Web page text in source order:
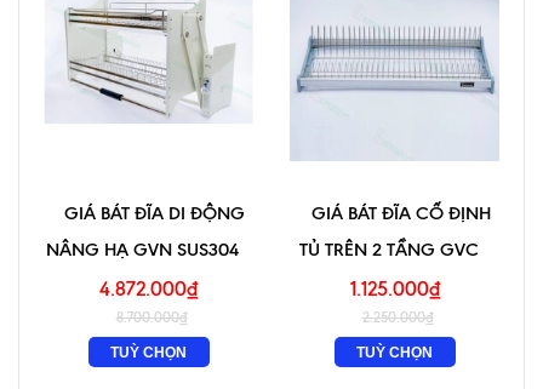
GIÁ BÁT ĐĨA DI ĐỘNG
NÂNG HẠ GVN SUS304
4.872.000₫
8.700.000₫
TUỲ CHỌN
GIÁ BÁT ĐĨA CỐ ĐỊNH
TỦ TRÊN 2 TẦNG GVC
1.125.000₫
2.250.000₫
TUỲ CHỌN